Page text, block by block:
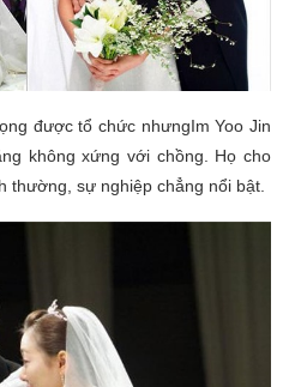
được tổ chức nhưngIm Yoo Jin
không xứng với chồng. Họ cho
thường, sự nghiệp chẳng nổi bật.